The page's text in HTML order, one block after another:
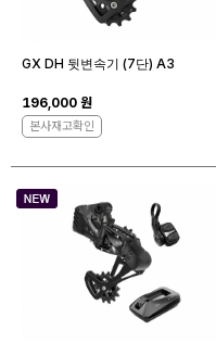
GX DH 뒷변속기 (7단) A3
196,000 원
본사재고확인